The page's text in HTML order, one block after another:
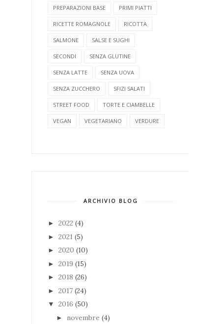
PREPARAZIONI BASE PRIMI PIATTI
RICETTE ROMAGNOLE RICOTTA
SALMONE SALSE E SUGHI
SECONDI SENZA GLUTINE
SENZA LATTE SENZA UOVA
SENZA ZUCCHERO SFIZI SALATI
STREET FOOD TORTE E CIAMBELLE
VEGAN VEGETARIANO VERDURE
ARCHIVIO BLOG
► 2022 (4)
► 2021 (5)
► 2020 (10)
► 2019 (15)
► 2018 (26)
► 2017 (24)
▼ 2016 (50)
► novembre (4)